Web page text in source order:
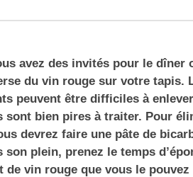
avez des invités pour le dîner
du vin rouge sur votre tapis.
peuvent être difficiles à
sont bien pires à traiter. Pour
devrez faire une pâte de
plein, prenez le temps
de vin rouge que vous le